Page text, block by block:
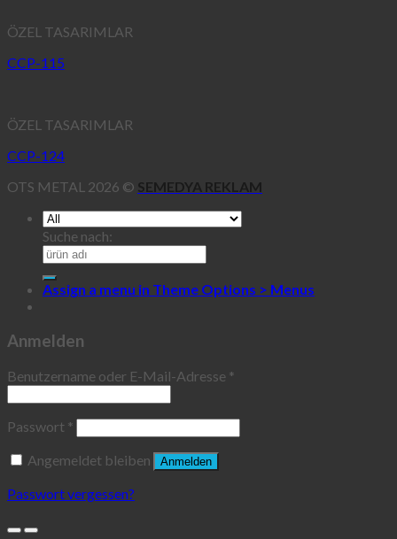
ÖZEL TASARIMLAR
CCP-115
ÖZEL TASARIMLAR
CCP-124
OTS METAL 2026 © SEMEDYA REKLAM
Suche nach:
Assign a menu in Theme Options > Menus
Anmelden
Benutzername oder E-Mail-Adresse *
Passwort *
Angemeldet bleiben
Anmelden
Passwort vergessen?